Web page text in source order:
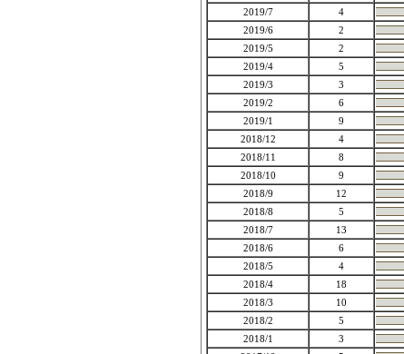
2019/7
4
2019/6
2
2019/5
2
2019/4
5
2019/3
3
2019/2
6
2019/1
9
2018/12
4
2018/11
8
2018/10
9
2018/9
12
2018/8
5
2018/7
13
2018/6
6
2018/5
4
2018/4
18
2018/3
10
2018/2
5
2018/1
3